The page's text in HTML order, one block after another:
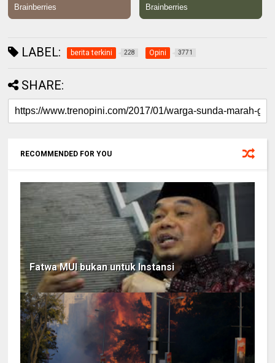
LABEL: berita terkini 228 Opini 3771
SHARE:
RECOMMENDED FOR YOU
Fatwa MUI bukan untuk Instansi